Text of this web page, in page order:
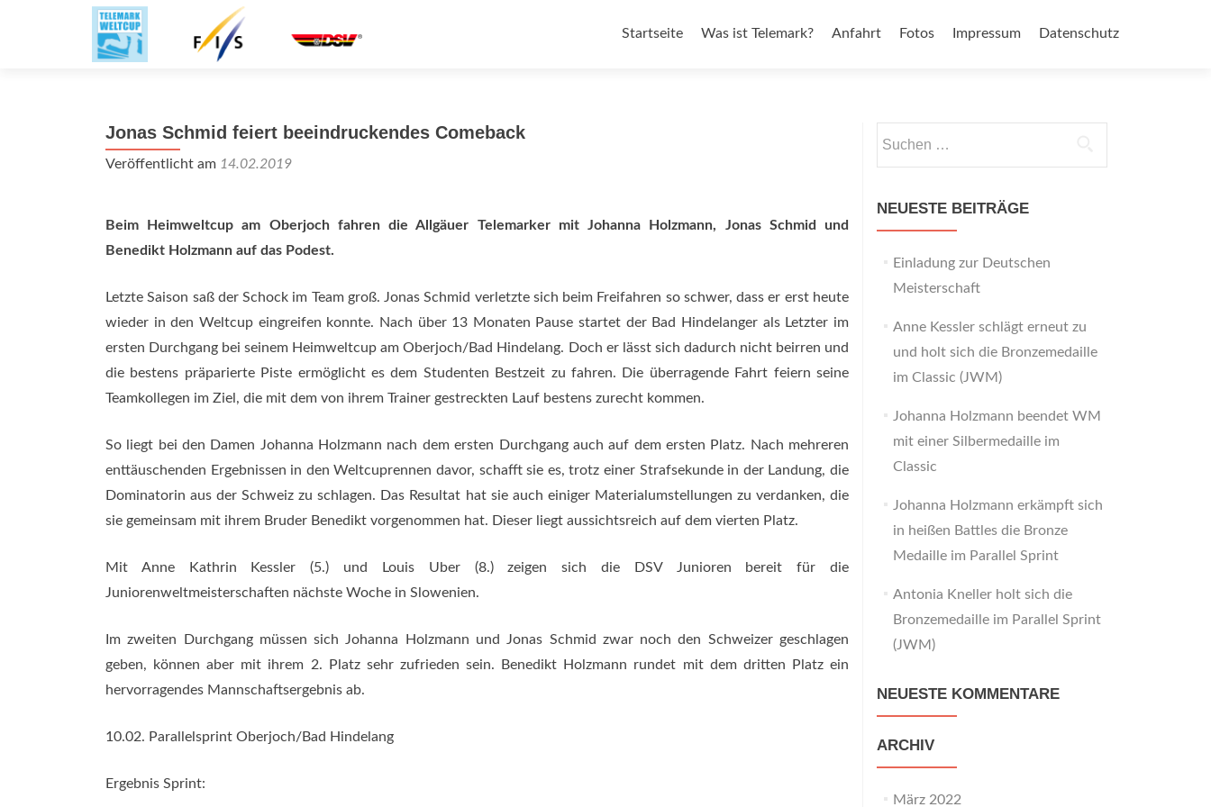
Inhalt
Startseite Was ist Telemark? Anfahrt Fotos Impressum Datenschutz
Jonas Schmid feiert beeindruckendes Comeback
Veröffentlicht am 14.02.2019
Beim Heimweltcup am Oberjoch fahren die Allgäuer Telemarker mit Johanna Holzmann, Jonas Schmid und
Benedikt Holzmann auf das Podest.
Letzte Saison saß der Schock im Team groß. Jonas Schmid verletzte sich beim Freifahren so schwer, dass er erst heute
wieder in den Weltcup eingreifen konnte. Nach über 13 Monaten Pause startet der Bad Hindelanger als Letzter im
ersten Durchgang bei seinem Heimweltcup am Oberjoch/Bad Hindelang. Doch er lässt sich dadurch nicht beirren und
die bestens präparierte Piste ermöglicht es dem Studenten Bestzeit zu fahren. Die überragende Fahrt feiern seine
Teamkollegen im Ziel, die mit dem von ihrem Trainer gestreckten Lauf bestens zurecht kommen.
So liegt bei den Damen Johanna Holzmann nach dem ersten Durchgang auch auf dem ersten Platz. Nach mehreren
enttäuschenden Ergebnissen in den Weltcuprennen davor, schafft sie es, trotz einer Strafsekunde in der Landung, die
Dominatorin aus der Schweiz zu schlagen. Das Resultat hat sie auch einiger Materialumstellungen zu verdanken, die
sie gemeinsam mit ihrem Bruder Benedikt vorgenommen hat. Dieser liegt aussichtsreich auf dem vierten Platz.
Mit Anne Kathrin Kessler (5.) und Louis Uber (8.) zeigen sich die DSV Junioren bereit für die
Juniorenweltmeisterschaften nächste Woche in Slowenien.
Im zweiten Durchgang müssen sich Johanna Holzmann und Jonas Schmid zwar noch den Schweizer geschlagen
geben, können aber mit ihrem 2. Platz sehr zufrieden sein. Benedikt Holzmann rundet mit dem dritten Platz ein
hervorragendes Mannschaftsergebnis ab.
10.02. Parallelsprint Oberjoch/Bad Hindelang
Ergebnis Sprint:
NEUESTE BEITRÄGE
Einladung zur Deutschen
Meisterschaft
Anne Kessler schlägt erneut zu
und holt sich die Bronzemedaille
im Classic (JWM)
Johanna Holzmann beendet WM
mit einer Silbermedaille im
Classic
Johanna Holzmann erkämpft sich
in heißen Battles die Bronze
Medaille im Parallel Sprint
Antonia Kneller holt sich die
Bronzemedaille im Parallel Sprint
(JWM)
NEUESTE KOMMENTARE
ARCHIV
März 2022